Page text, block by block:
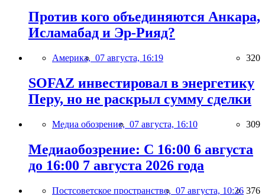
Против кого объединяются Анкара,
Исламабад и Эр-Рияд?
Америка, 07 августа, 16:19 320
SOFAZ инвестировал в энергетику
Перу, но не раскрыл сумму сделки
Медиа обозрение, 07 августа, 16:10 309
Медиаобозрение: С 16:00 6 августа
до 16:00 7 августа 2026 года
Постсоветское пространство, 07 августа, 10:26 376